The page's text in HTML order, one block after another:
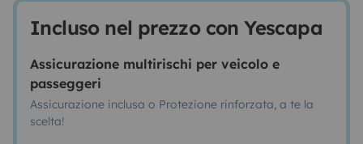
Incluso nel prezzo con Yescapa
Assicurazione multirischi per veicolo e
passeggeri
Assicurazione inclusa o Protezione rinforzata, a te la
scelta!